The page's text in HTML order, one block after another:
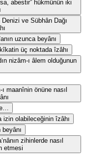
abestir” hükmünün iki
ve Sübhân Dağı
uzunca beyânı
üç noktada îzâhı
nizâm-ı âlem olduğunun
maanînin önüne nasıl
izin olabileceğinin îzâhı
zihinlerde nasıl
etmesi